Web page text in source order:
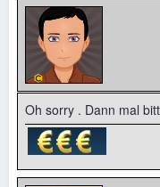
Oh sorry . Dann mal